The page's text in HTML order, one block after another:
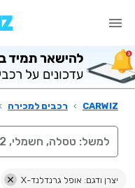
CARWIZ
› רכבים למכירה
יצרן ודגם: אופל גרנדלנד-X